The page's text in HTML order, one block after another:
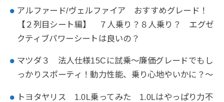
アルファード/ヴェルファイア おすすめグレード！
【２列目シート編】 ７人乗り？８人乗り？ エグゼ
クティブパワーシートは良いの？
マツダ３ 法人仕様15Cに試乗～廉価グレードでもし
っかりスポーティ！動力性能、乗り心地やいかに？～
トヨタヤリス 1.0L乗ってみた 1.0Lはやっぱり力不